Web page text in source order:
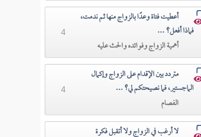
أعطيت فتاة وعدًا بالزواج منها ثم ندمت،
فماذا أفعل؟ ...
أهمية الزواج وفوائده والحث عليه
4
متردد بين الإقدام على الزواج وإكمال
الماجستير، فما نصيحتكم لي؟ ...
الفصام
4
لا أرغب في الزواج ولا أتقبل فكرة